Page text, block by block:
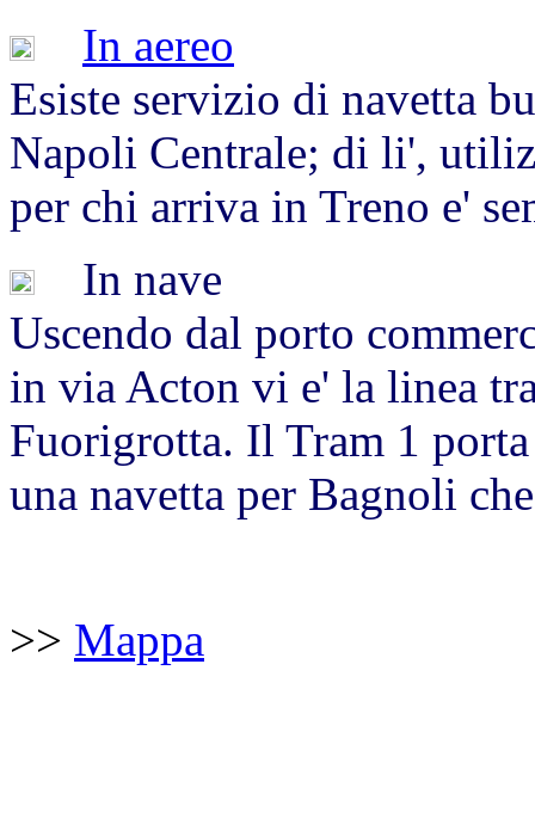
In aereo
Esiste servizio di navetta
Napoli Centrale; di li',
per chi arriva in Treno e'
In nave
Uscendo dal porto
in via Acton vi e' la linea
Fuorigrotta. Il Tram 1
una navetta per Bagnoli
>> Mappa